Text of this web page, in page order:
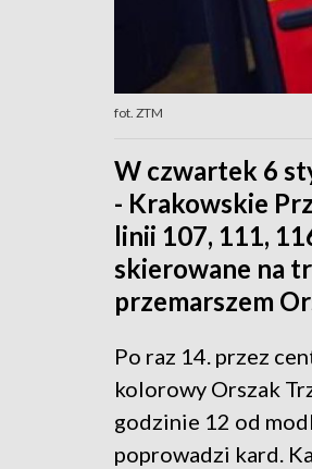
fot. ZTM
W czwartek 6
- Krakowskie
linii 107, 111,
skierowane na
przemarszem
Po raz 14. przez
kolorowy Orszak
godzinie 12 od
poprowadzi kard.